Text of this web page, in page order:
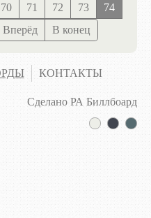
70 71 72 73
74
Вперёд В конец
КОНТАКТЫ
Сделано РА Биллбоард